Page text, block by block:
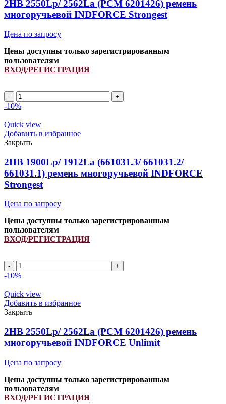
2HB 2550Lp/ 2562La (PCM 6201426) ремень
многоручьевой INDFORCE Strongest
Цена по запросу
Цены доступны только зарегистрированным
пользователям
ВХОД/РЕГИСТРАЦИЯ
2HB
2550Lp/
(PCM
6201426)
ремень
многоручьевой
INDFORCE
Strongest
quantity
-10%
Quick view
Добавить в избранное
Закрыть
2HB 1900Lp/ 1912La (661031.3/ 661031.2/
661031.1) ремень многоручьевой INDFORCE
Strongest
Цена по запросу
Цены доступны только зарегистрированным
пользователям
ВХОД/РЕГИСТРАЦИЯ
2HB
1900Lp/
(661031.3/
661031.2/
661031.1)
ремень
многоручьевой
INDFORCE
Strongest
-10%
Quick view
Добавить в избранное
Закрыть
2HB 2550Lp/ 2562La (PCM 6201426) ремень
многоручьевой INDFORCE Unlimit
Цена по запросу
Цены доступны только зарегистрированным
пользователям
ВХОД/РЕГИСТРАЦИЯ